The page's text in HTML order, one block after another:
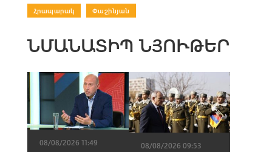
Հրապարակ Փաշինյան
ՆՄԱՆԱՏԻՊ ՆՅՈՒԹԵՐ
08/08/2026 11:49
08/08/2026 09:53